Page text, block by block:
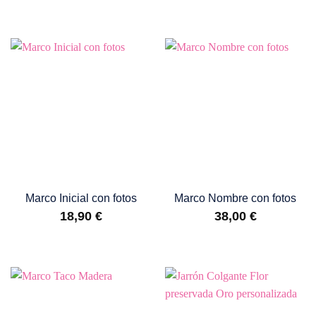
Marco Inicial con fotos
18,90 €
Marco Nombre con fotos
38,00 €